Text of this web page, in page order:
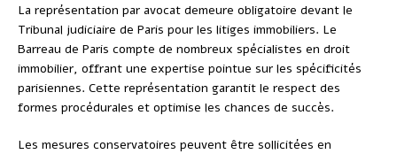
La représentation par avocat demeure obligatoire devant le
Tribunal judiciaire de Paris pour les litiges immobiliers. Le
Barreau de Paris compte de nombreux spécialistes en droit
immobilier, offrant une expertise pointue sur les spécificités
parisiennes. Cette représentation garantit le respect des
formes procédurales et optimise les chances de succès.
Les mesures conservatoires peuvent être sollicitées en